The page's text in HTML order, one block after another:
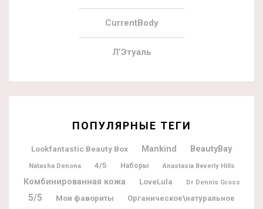
CurrentBody
Л’Этуаль
ПОПУЛЯРНЫЕ ТЕГИ
Lookfantastic Beauty Box Mankind BeautyBay
Natasha Denona 4/5 Наборы Anastasia Beverly Hills
Комбинированная кожа LoveLula Dr Dennis Gross
5/5 Мои фавориты Органическое\натуральное